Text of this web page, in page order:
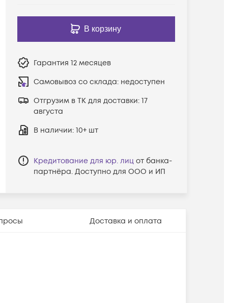
В корзину
Гарантия 12 месяцев
Самовывоз со склада: недоступен
Отгрузим в ТК для доставки: 17
августа
В наличии: 10+ шт
Кредитование для юр. лиц от банка-
партнёра. Доступно для ООО и ИП
Доставка и оплата